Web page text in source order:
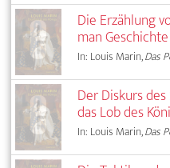
Die Erzählung
man
In: Louis Marin,Das
Der Diskurs
das Lob des
In: Louis Marin,Das